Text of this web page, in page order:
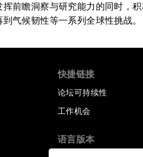
前瞻洞察与研究能力的同时，
气候韧性等一系列全球性挑战。
快捷链接
论坛可持续性
工作机会
语言版本